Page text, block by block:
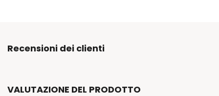
Recensioni dei clienti
VALUTAZIONE DEL PRODOTTO